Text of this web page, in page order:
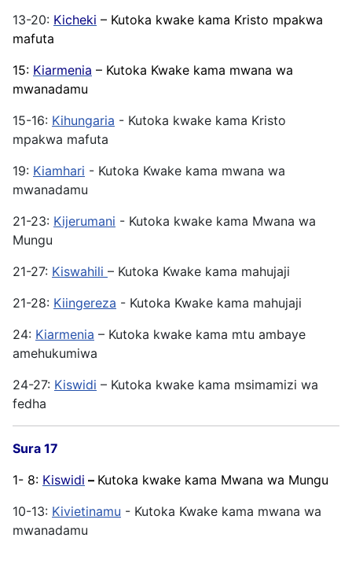
13-20: Kicheki – Kutoka kwake kama Kristo mpakwa
mafuta
15: Kiarmenia – Kutoka Kwake kama mwana wa
mwanadamu
15-16: Kihungaria - Kutoka kwake kama Kristo
mpakwa mafuta
19: Kiamhari - Kutoka Kwake kama mwana wa
mwanadamu
21-23: Kijerumani - Kutoka kwake kama Mwana wa
Mungu
21-27: Kiswahili – Kutoka Kwake kama mahujaji
21-28: Kiingereza - Kutoka Kwake kama mahujaji
24: Kiarmenia – Kutoka kwake kama mtu ambaye
amehukumiwa
24-27: Kiswidi – Kutoka kwake kama msimamizi wa
fedha
Sura 17
1- 8: Kiswidi – Kutoka kwake kama Mwana wa Mungu
10-13: Kivietinamu - Kutoka Kwake kama mwana wa
mwanadamu